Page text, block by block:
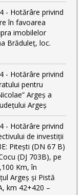
- Hotărâre privind
în favoarea
imobilelor
Brăduleț, loc.
- Hotărâre privind
pentru
Argeș a
Argeș
- Hotărâre privind
de investiții
Pitești (DN 67 B)
(DJ 703B), pe
Km, în
Argeș și Pistă
km 42+420 –